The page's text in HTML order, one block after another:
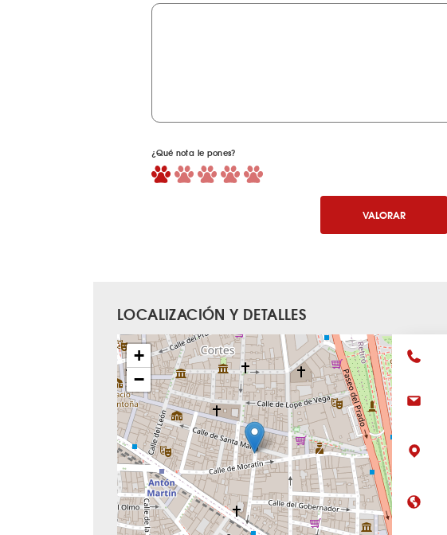
¿Qué nota le pones?
VALORAR
LOCALIZACIÓN Y DETALLES
+
−